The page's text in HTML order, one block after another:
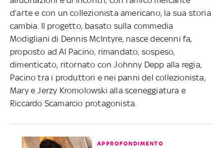
d’arte e con un collezionista americano, la sua storia
cambia. Il progetto, basato sulla commedia
Modigliani di Dennis McIntyre, nasce decenni fa,
proposto ad Al Pacino, rimandato, sospeso,
dimenticato, ritornato con Johnny Depp alla regia,
Pacino tra i produttori e nei panni del collezionista,
Mary e Jerzy Kromolowski alla sceneggiatura e
Riccardo Scamarcio protagonista.
APPROFONDIMENTO